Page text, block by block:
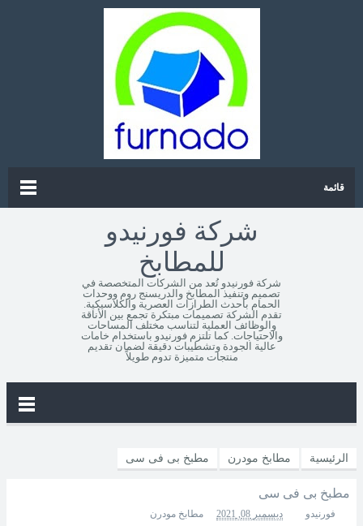
قائمة
شركة فورنيدو
للمطابخ
شركة فورنيدو تُعد من الشركات المتخصصة في
تصميم وتنفيذ المطابخ والدريسنج روم ووحدات
الحمام بأحدث الطرازات العصرية والكلاسيكية.
تقدم الشركة تصميمات مبتكرة تجمع بين الأناقة
والوظائف العملية لتناسب مختلف المساحات
والاحتياجات. كما تلتزم فورنيدو باستخدام خامات
عالية الجودة وتشطيبات دقيقة لضمان تقديم
منتجات متميزة تدوم طويلاً
الرئيسية مطابخ مودرن مطبخ بى فى سى
مطبخ بى فى سى
فورنيدو ديسمبر 08, 2021 مطابخ مودرن